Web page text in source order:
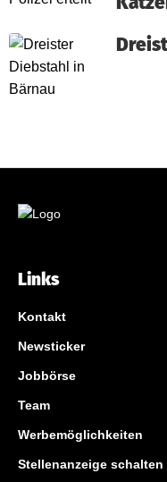
Links
Kontakt
Newsticker
Jobbörse
Team
Werbemöglichkeiten
Stellenanzeige schalten